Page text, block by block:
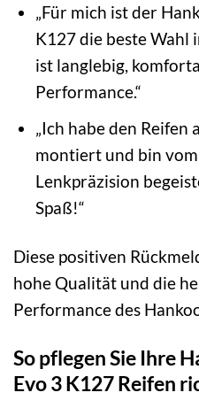
„Für mich ist der
K127 die beste Wahl
ist langlebig,
Performance.“
„Ich habe den Reifen
montiert und bin
Lenkpräzision
Spaß!“
Diese positiven
hohe Qualität und die
Performance des
So pflegen Sie Ihre
Evo 3 K127 Reifen